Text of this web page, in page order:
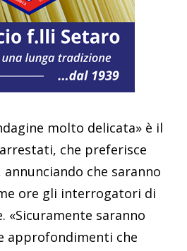
molto delicata» è il
che preferisce
che saranno
ore gli interrogatori di
«Sicuramente saranno
approfondimenti che